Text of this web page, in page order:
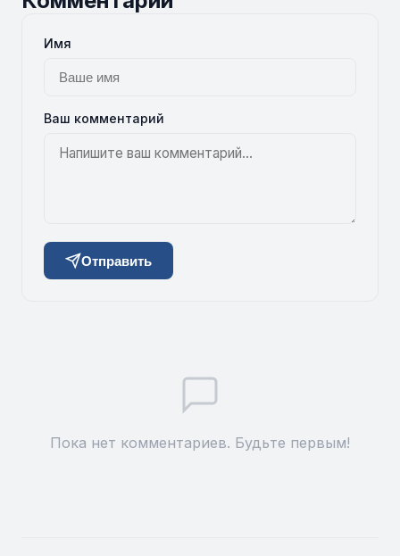
Имя
Ваш комментарий
Отправить
Пока нет комментариев. Будьте первым!